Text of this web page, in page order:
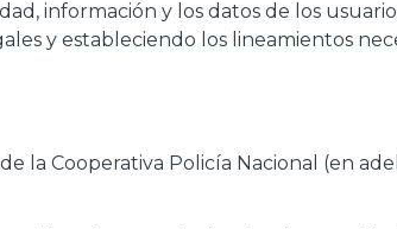
información y los datos de los
y estableciendo los lineamientos
la Cooperativa Policía Nacional (en